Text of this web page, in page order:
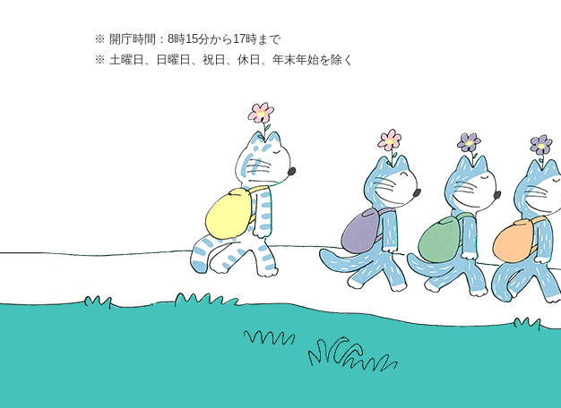
※ 開庁時間：8時15分から17時まで
※ 土曜日、日曜日、祝日、休日、年末年始を除く